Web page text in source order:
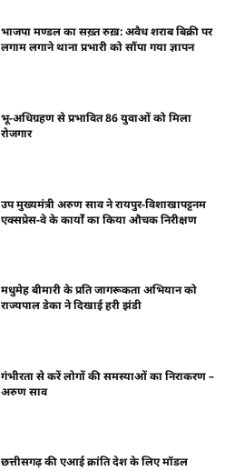
भाजपा मण्डल का सख़्त रुख़: अवैध शराब बिक्री पर
लगाम लगाने थाना प्रभारी को सौंपा गया ज्ञापन
भू-अधिग्रहण से प्रभावित 86 युवाओं को मिला
रोजगार
उप मुख्यमंत्री अरुण साव ने रायपुर-विशाखापट्टनम
एक्सप्रेस-वे के कार्यों का किया औचक निरीक्षण
मधुमेह बीमारी के प्रति जागरूकता अभियान को
राज्यपाल डेका ने दिखाई हरी झंडी
गंभीरता से करें लोगों की समस्याओं का निराकरण –
अरुण साव
छत्तीसगढ़ की एआई क्रांति देश के लिए मॉडल